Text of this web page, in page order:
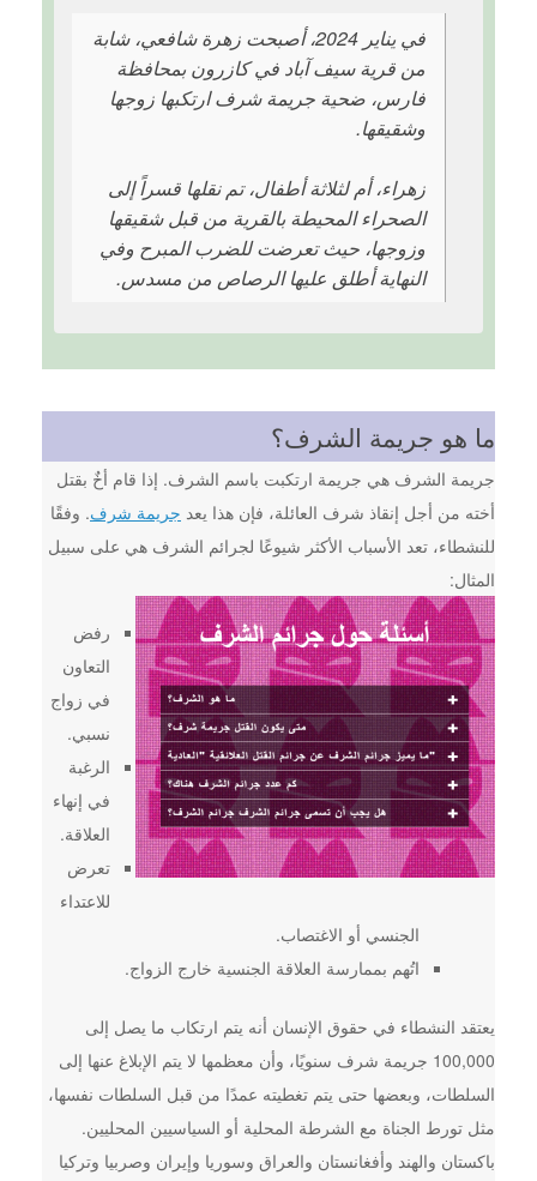
في يناير 2024، أصبحت زهرة شافعي، شابة
من قرية سيف آباد في كازرون بمحافظة
فارس، ضحية جريمة شرف ارتكبها زوجها
وشقيقها.
زهراء، أم لثلاثة أطفال، تم نقلها قسراً إلى
الصحراء المحيطة بالقرية من قبل شقيقها
وزوجها، حيث تعرضت للضرب المبرح وفي
النهاية أطلق عليها الرصاص من مسدس.
ما هو جريمة الشرف؟
جريمة الشرف هي جريمة ارتكبت باسم الشرف. إذا قام أخٌ بقتل
أخته من أجل إنقاذ شرف العائلة، فإن هذا يعد جريمة شرف. وفقًا
للنشطاء، تعد الأسباب الأكثر شيوعًا لجرائم الشرف هي على سبيل
المثال:
رفض
التعاون
في زواج
نسبي.
الرغبة
في إنهاء
العلاقة.
تعرض
للاعتداء
الجنسي أو الاغتصاب.
اتُهم بممارسة العلاقة الجنسية خارج الزواج.
يعتقد النشطاء في حقوق الإنسان أنه يتم ارتكاب ما يصل إلى
100,000 جريمة شرف سنويًا، وأن معظمها لا يتم الإبلاغ عنها إلى
السلطات، وبعضها حتى يتم تغطيته عمدًا من قبل السلطات نفسها،
مثل تورط الجناة مع الشرطة المحلية أو السياسيين المحليين.
باكستان والهند وأفغانستان والعراق وسوريا وإيران وصربيا وتركيا